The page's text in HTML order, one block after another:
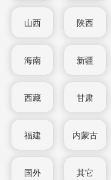
山西 陕西
海南 新疆
西藏 甘肃
福建 内蒙古
国外 其它